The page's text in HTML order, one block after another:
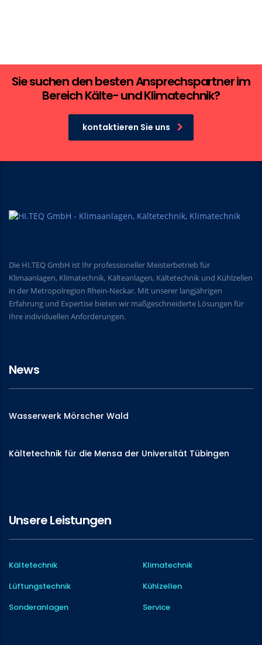
Sie suchen den besten Ansprechspartner im
Bereich Kälte- und Klimatechnik?
kontaktieren Sie uns
Die HI.TEQ GmbH ist Ihr professioneller Meisterbetrieb für
Klimaanlagen, Klimatechnik, Kälteanlagen, Kältetechnik und Kühlzellen
in der Metropolregion Rhein-Neckar. Mit unserer langjährigen
Erfahrung und Expertise bieten wir maßgeschneiderte Lösungen für
Ihre individuellen Anforderungen.
News
Wasserwerk Mörscher Wald
Kältetechnik für die Mensa der Universität Tübingen
Unsere Leistungen
Kältetechnik
Klimatechnik
Lüftungstechnik
Kühlzellen
Sonderanlagen
Service